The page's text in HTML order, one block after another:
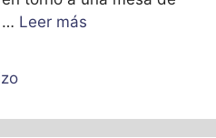
… Leer más